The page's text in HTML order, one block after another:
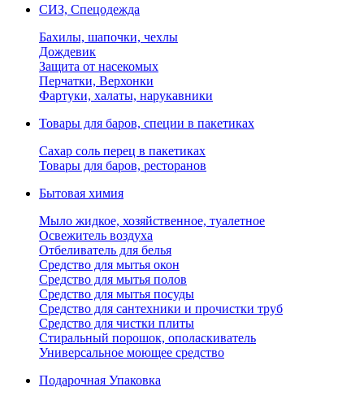
СИЗ, Спецодежда
Бахилы, шапочки, чехлы
Дождевик
Защита от насекомых
Перчатки, Верхонки
Фартуки, халаты, нарукавники
Товары для баров, специи в пакетиках
Сахар соль перец в пакетиках
Товары для баров, ресторанов
Бытовая химия
Мыло жидкое, хозяйственное, туалетное
Освежитель воздуха
Отбеливатель для белья
Средство для мытья окон
Средство для мытья полов
Средство для мытья посуды
Средство для сантехники и прочистки труб
Средство для чистки плиты
Стиральный порошок, ополаскиватель
Универсальное моющее средство
Подарочная Упаковка